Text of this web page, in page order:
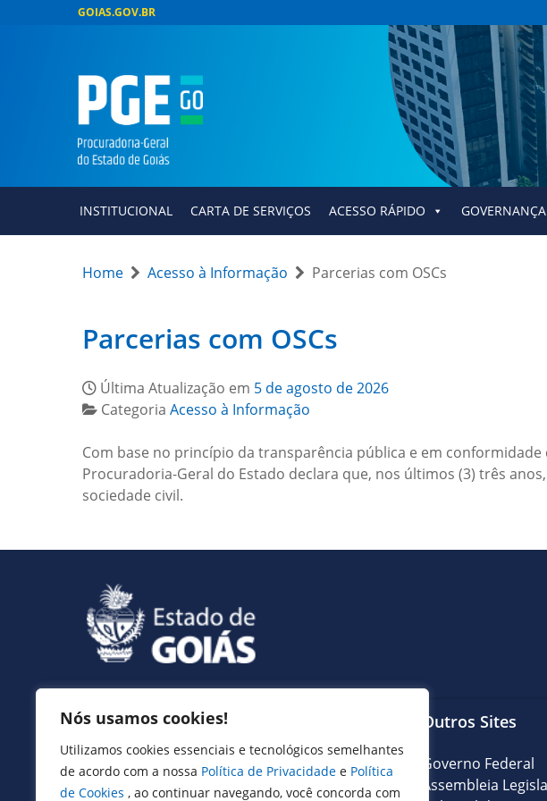
Nós usamos cookies!
Utilizamos cookies essenciais e tecnológicos semelhantes
de acordo com a nossa Política de Privacidade e Política
de Cookies , ao continuar navegando, você concorda com
GOIAS.GOV.BR
INSTITUCIONAL CARTA DE SERVIÇOS ACESSO RÁPIDO GOVERNANÇA
Home Acesso à Informação Parcerias com OSCs
Parcerias com OSCs
Última Atualização em 5 de agosto de 2026
Categoria Acesso à Informação
Com base no princípio da transparência pública e em conformidade
Procuradoria-Geral do Estado declara que, nos últimos (3) três
sociedade civil.
Serviços
Expresso Goiás
Expresso Aplicações
Outros Sites
Governo Federal
Assembleia